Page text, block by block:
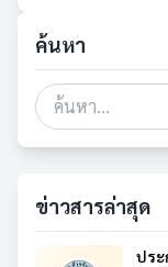
ค้นหา
ข่าวสารล่าสุด
ประ